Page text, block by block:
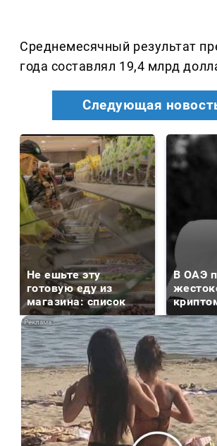
Среднемесячный результат
года составлял 19,4 млрд
Следующая
Не ешьте эту
готовую еду из
магазина: список
В ОАЭ